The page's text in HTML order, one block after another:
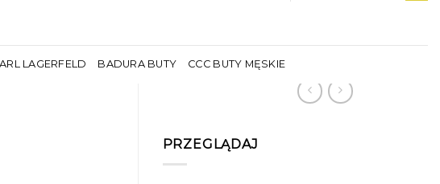
LAGERFELD BADURA BUTY CCC BUTY MĘSKIE
PRZEGLĄDAJ